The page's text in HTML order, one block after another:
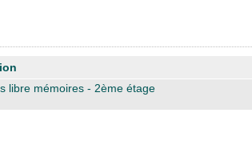
libre mémoires - 2ème étage